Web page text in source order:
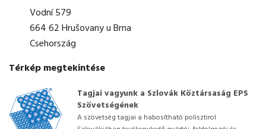
Vodní 579
664 62 Hrušovany u Brna
Csehország
Térkép megtekintése
Tagjai vagyunk a Szlovák Köztársaság EPS
Szövetségének
A szövetség tagjai a habosítható polisztirol